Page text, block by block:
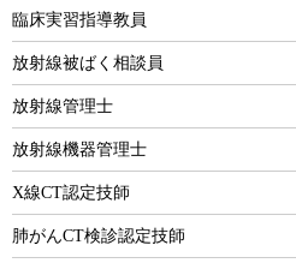
臨床実習指導教員
放射線被ばく相談員
放射線管理士
放射線機器管理士
X線CT認定技師
肺がんCT検診認定技師